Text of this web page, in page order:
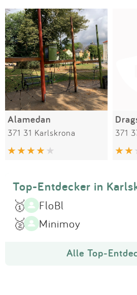
Anmelden
Alamedan
371 31 Karlskrona 371
Top-Entdecker in
🥇 FloBl
🥈 Minimoy
Alle Top-